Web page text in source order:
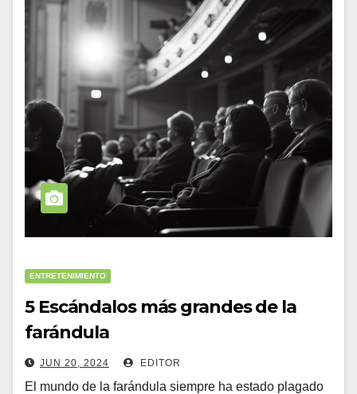
ENTRETENIMIENTO
5 Escándalos más grandes de la
farándula
JUN 20, 2024 EDITOR
El mundo de la farándula siempre ha estado plagado